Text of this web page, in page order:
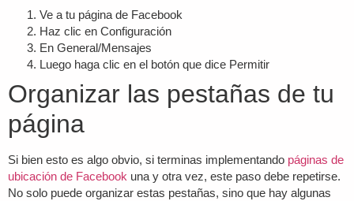
Ve a tu página de Facebook
Haz clic en Configuración
En General/Mensajes
Luego haga clic en el botón que dice Permitir
Organizar las pestañas de tu
página
Si bien esto es algo obvio, si terminas implementando páginas de
ubicación de Facebook una y otra vez, este paso debe repetirse.
No solo puede organizar estas pestañas, sino que hay algunas